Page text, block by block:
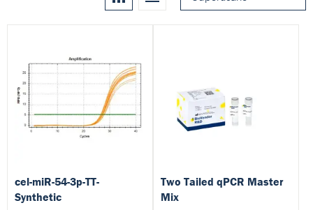
cel-miR-54-3p-TT-
Synthetic
Two Tailed qPCR Master
Mix